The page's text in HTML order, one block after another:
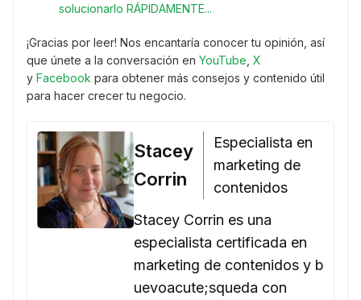
solucionarlo RÁPIDAMENTE...
¡Gracias por leer! Nos encantaría conocer tu opinión, así
que únete a la conversación en YouTube X
y Facebook para obtener más consejos y contenido útil
para hacer crecer tu negocio.
Stacey
Corrin
Especialista en
marketing de
contenidos
Stacey Corrin es una
especialista certificada en
marketing de contenidos y b
uevoacute;squeda con